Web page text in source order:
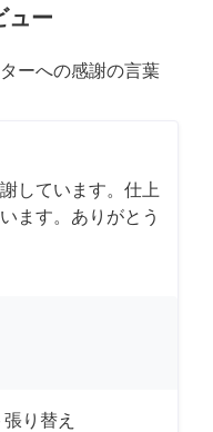
ュー
ーへの感謝の言葉
しています。仕上
ます。ありがとう
り替え